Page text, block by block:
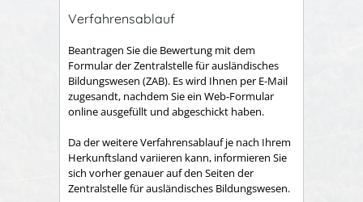
Verfahrensablauf
Beantragen Sie die Bewertung mit dem
Formular der Zentralstelle für ausländisches
Bildungswesen (ZAB). Es wird Ihnen per E-Mail
zugesandt, nachdem Sie ein Web-Formular
online ausgefüllt und abgeschickt haben.
Da der weitere Verfahrensablauf je nach Ihrem
Herkunftsland variieren kann, informieren Sie
sich vorher genauer auf den Seiten der
Zentralstelle für ausländisches Bildungswesen.